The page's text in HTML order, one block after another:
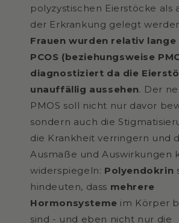
polyzystischen Eierstöcke als
der Erkrankung gelegt
Frauen wurden relativ
PCOS (beziehungsweise
diagnostiziert da die
unauffällig aussehen. Der
PMOS soll nicht nur davor
sondern auch die
die Krankheit verringern und
Ausmaße und Auswirkungen
widerspiegeln: Polyendokrin
hindeuten, dass mehrere
Hormonsysteme im Körper
sind - und eben nicht nur die